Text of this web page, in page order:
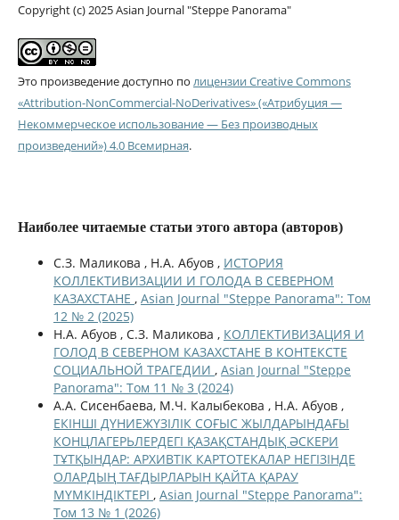
Copyright (c) 2025 Asian Journal "Steppe Panorama"
Это произведение доступно по лицензии Creative Commons
«Attribution-NonCommercial-NoDerivatives» («Атрибуция —
Некоммерческое использование — Без производных
произведений») 4.0 Всемирная.
Наиболее читаемые статьи этого автора (авторов)
С.З. Маликова , Н.А. Абуов , ИСТОРИЯ
КОЛЛЕКТИВИЗАЦИИ И ГОЛОДА В СЕВЕРНОМ
КАЗАХСТАНЕ , Asian Journal "Steppe Panorama": Том
12 № 2 (2025)
Н.А. Абуов , С.З. Маликова , КОЛЛЕКТИВИЗАЦИЯ И
ГОЛОД В СЕВЕРНОМ КАЗАХСТАНЕ В КОНТЕКСТЕ
СОЦИАЛЬНОЙ ТРАГЕДИИ , Asian Journal "Steppe
Panorama": Том 11 № 3 (2024)
А.А. Сисенбаева, М.Ч. Калыбекова , Н.А. Абуов ,
ЕКІНШІ ДҮНИЕЖҮЗІЛІК СОҒЫС ЖЫЛДАРЫНДАҒЫ
КОНЦЛАГЕРЬЛЕРДЕГІ ҚАЗАҚСТАНДЫҚ ӘСКЕРИ
ТҰТҚЫНДАР: АРХИВТІК КАРТОТЕКАЛАР НЕГІЗІНДЕ
ОЛАРДЫҢ ТАҒДЫРЛАРЫН ҚАЙТА ҚАРАУ
МҮМКІНДІКТЕРІ , Asian Journal "Steppe Panorama":
Том 13 № 1 (2026)